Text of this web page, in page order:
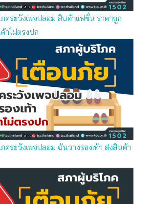
คระวังเพจปลอม สินค้าแฟชั่น ราคาถูก
าไม่ตรงปก
คระวังเพจปลอม ฉันวางรองเท้า ส่งสินค้า